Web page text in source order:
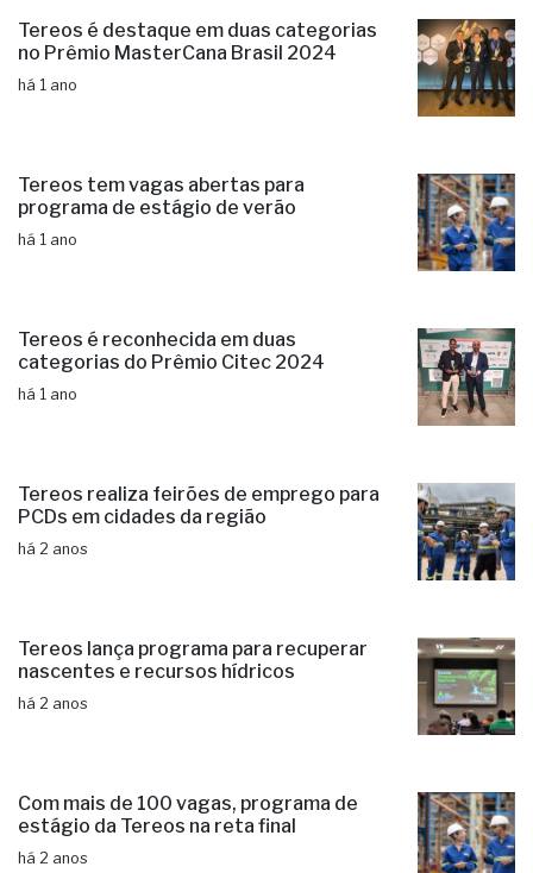
Tereos é destaque em duas categorias
no Prêmio MasterCana Brasil 2024
há 1 ano
Tereos tem vagas abertas para
programa de estágio de verão
há 1 ano
Tereos é reconhecida em duas
categorias do Prêmio Citec 2024
há 1 ano
Tereos realiza feirões de emprego para
PCDs em cidades da região
há 2 anos
Tereos lança programa para recuperar
nascentes e recursos hídricos
há 2 anos
Com mais de 100 vagas, programa de
estágio da Tereos na reta final
há 2 anos